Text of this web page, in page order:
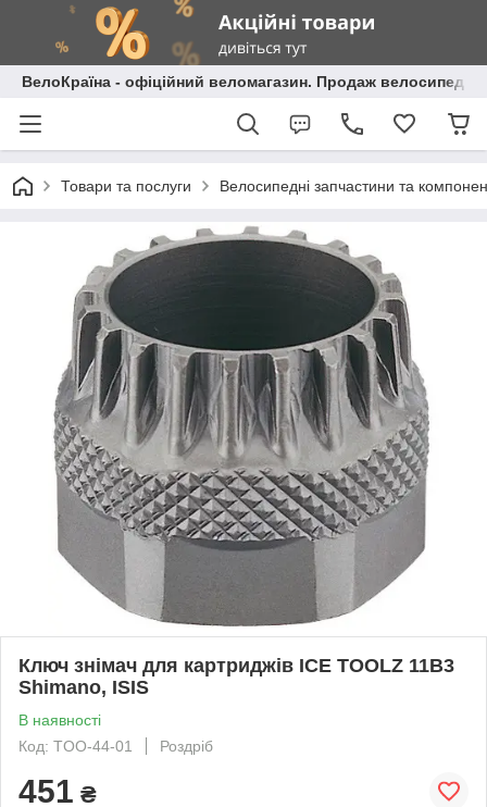
ВелоКраїна - офіційний веломагазин. Продаж велосипедів
Товари та послуги Велосипедні запчастини та
Ключ знімач для картриджів ICE TOOLZ 11B3
Shimano, ISIS
В наявності
Код: TOO-44-01
Роздріб
451 ₴